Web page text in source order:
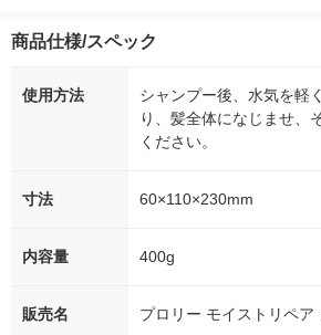
商品仕様/スペック
使用方法
シャンプー後、水気を軽
り、髪全体になじませ、
ください。
寸法 60×110×230mm
内容量 400g
販売名 プロリー モイストリペア